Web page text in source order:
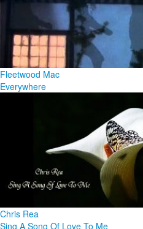
Fleetwood Mac
Everywhere
Chris Rea
Sing A Song Of Love To Me